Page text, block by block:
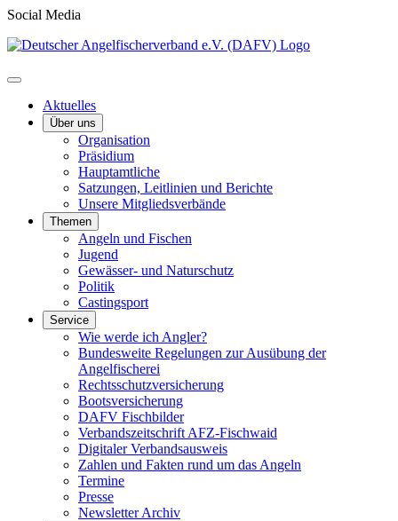
Social Media
Aktuelles
Über uns
Organisation
Präsidium
Hauptamtliche
Satzungen, Leitlinien und Berichte
Unsere Mitgliedsverbände
Themen
Angeln und Fischen
Jugend
Gewässer- und Naturschutz
Politik
Castingsport
Service
Wie werde ich Angler?
Bundesweite Regelungen zur Ausübung der
Angelfischerei
Rechtsschutzversicherung
Bootsversicherung
DAFV Fischbilder
Verbandszeitschrift AFZ-Fischwaid
Digitaler Verbandsausweis
Zahlen und Fakten rund um das Angeln
Termine
Presse
Newsletter Archiv